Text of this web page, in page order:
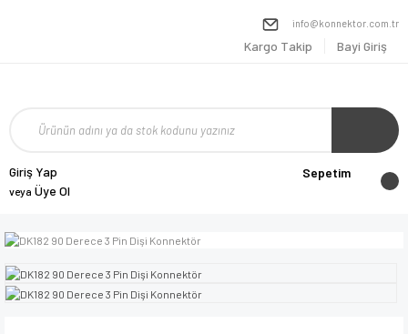
info@konnektor.com.tr
Kargo Takip Bayi Giriş
Giriş Yap
veya Üye Ol
Sepetim